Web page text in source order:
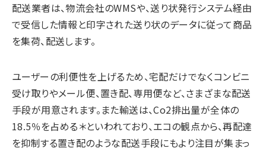
配送業者は、物流会社のWMSや、送り状発行システム経由
で受信した情報と印字された送り状のデータに従って商品
を集荷、配送します。
ユーザーの利便性を上げるため、宅配だけでなくコンビニ
受け取りやメール便、置き配、専用便など、さまざまな配送
手段が用意されます。また輸送は、Co2排出量が全体の
18.5％を占める＊といわれており、エコの観点から、再配達
を抑制する置き配のような配送手段にもより注目が集まっ